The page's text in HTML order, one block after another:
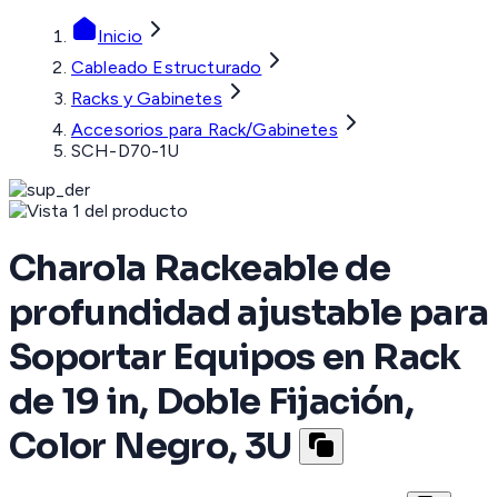
Inicio
Cableado Estructurado
Racks y Gabinetes
Accesorios para Rack/Gabinetes
SCH-D70-1U
Charola Rackeable de
profundidad ajustable para
Soportar Equipos en Rack
de 19 in, Doble Fijación,
Color Negro, 3U